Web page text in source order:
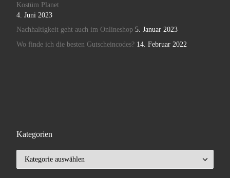
Kostüm Planet
4. Juni 2023
Nachhaltigkeit geht auch im Onlineshop 5. Januar 2023
Wo finde ich die besten Gutscheincodes? 14. Februar 2022
Kategorien